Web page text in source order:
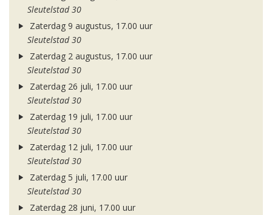
Sleutelstad 30
Zaterdag 9 augustus, 17.00 uur
Sleutelstad 30
Zaterdag 2 augustus, 17.00 uur
Sleutelstad 30
Zaterdag 26 juli, 17.00 uur
Sleutelstad 30
Zaterdag 19 juli, 17.00 uur
Sleutelstad 30
Zaterdag 12 juli, 17.00 uur
Sleutelstad 30
Zaterdag 5 juli, 17.00 uur
Sleutelstad 30
Zaterdag 28 juni, 17.00 uur